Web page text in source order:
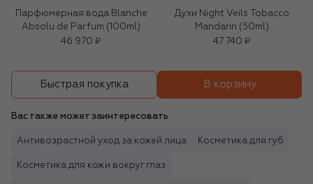
Парфюмерная вода Blanche
Absolu de Parfum (100ml)
46 970 ₽
Духи Night Veils Tobacco
Mandarin (50ml)
47 740 ₽
Быстрая покупка В корзину
Вас также может заинтересовать
Антивозрастной уход за кожей лица Косметика для губ
Косметика для кожи вокруг глаз